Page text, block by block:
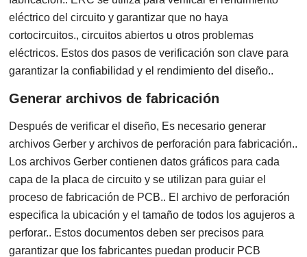
eléctrico del circuito y garantizar que no haya
cortocircuitos., circuitos abiertos u otros problemas
eléctricos. Estos dos pasos de verificación son clave para
garantizar la confiabilidad y el rendimiento del diseño..
Generar archivos de fabricación
Después de verificar el diseño, Es necesario generar
archivos Gerber y archivos de perforación para fabricación..
Los archivos Gerber contienen datos gráficos para cada
capa de la placa de circuito y se utilizan para guiar el
proceso de fabricación de PCB.. El archivo de perforación
especifica la ubicación y el tamaño de todos los agujeros a
perforar.. Estos documentos deben ser precisos para
garantizar que los fabricantes puedan producir PCB